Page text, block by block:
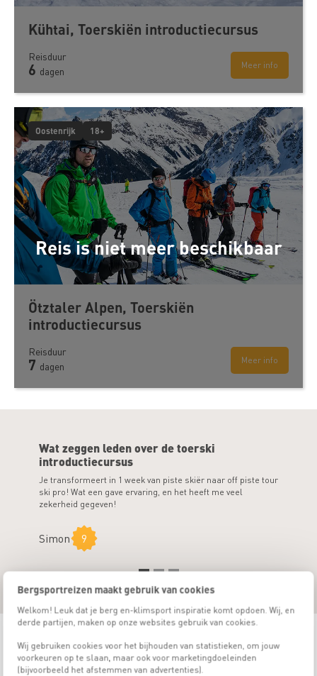
Bergsportreizen maakt gebruik van cookies
Welkom! Leuk dat je berg en-klimsport inspiratie komt opdoen. Wij, en
derde partijen, maken op onze websites gebruik van cookies.
Wij gebruiken cookies voor het bijhouden van statistieken, om jouw
voorkeuren op te slaan, maar ook voor marketingdoeleinden
(bijvoorbeeld het afstemmen van advertenties).
Kühtai, Toerskiën introductiecursus
Meer info
Reisduur
6 dagen
Reis is niet meer beschikbaar
Oostenrijk 18+
Ötztaler Alpen, Toerskiën
introductiecursus
Meer info
Reisduur
7 dagen
Wat zeggen leden over de toerski
introductiecursus
Je transformeert in 1 week van piste skiër naar off piste tour
ski pro! Wat een gave ervaring, en het heeft me veel
zekerheid gegeven!
Simon 9
De introductiecursus toerskiën bij
Bergsportreizen